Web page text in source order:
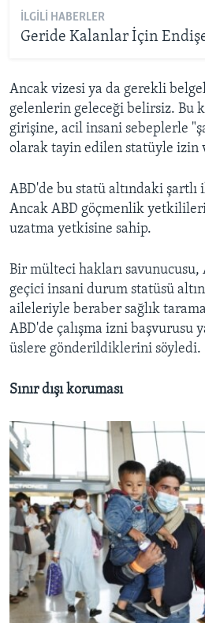
İLGILI HABERLER
Geride Kalanlar İçin
Ancak vizesi ya da gerekli
gelenlerin geleceği belirsiz. Bu
girişine, acil insani sebeplerle
olarak tayin edilen statüyle izin
ABD'de bu statü altındaki şartlı
Ancak ABD göçmenlik
uzatma yetkisine sahip.
Bir mülteci hakları savunucusu,
geçici insani durum statüsü
aileleriyle beraber sağlık
ABD'de çalışma izni başvurusu
üslere gönderildiklerini söyledi.
Sınır dışı koruması